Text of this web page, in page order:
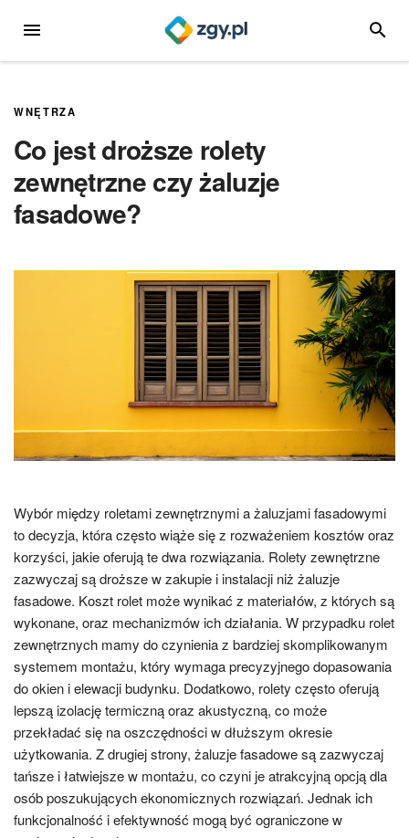
MENU
WNĘTRZA
Co jest droższe rolety
zewnętrzne czy żaluzje
fasadowe?
Wybór między roletami zewnętrznymi a żaluzjami fasadowymi
to decyzja, która często wiąże się z rozważeniem kosztów oraz
korzyści, jakie oferują te dwa rozwiązania. Rolety zewnętrzne
zazwyczaj są droższe w zakupie i instalacji niż żaluzje
fasadowe. Koszt rolet może wynikać z materiałów, z których są
wykonane, oraz mechanizmów ich działania. W przypadku rolet
zewnętrznych mamy do czynienia z bardziej skomplikowanym
systemem montażu, który wymaga precyzyjnego dopasowania
do okien i elewacji budynku. Dodatkowo, rolety często oferują
lepszą izolację termiczną oraz akustyczną, co może
przekładać się na oszczędności w dłuższym okresie
użytkowania. Z drugiej strony, żaluzje fasadowe są zazwyczaj
tańsze i łatwiejsze w montażu, co czyni je atrakcyjną opcją dla
osób poszukujących ekonomicznych rozwiązań. Jednak ich
funkcjonalność i efektywność mogą być ograniczone w